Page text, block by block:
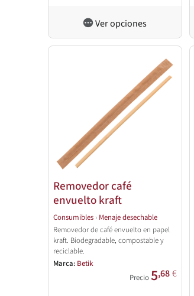
Ver opciones
Removedor café
envuelto kraft
Consumibles › Menaje desechable
Removedor de café envuelto en papel
kraft. Biodegradable, compostable y
reciclable.
Marca: Betik
Precio5,68€